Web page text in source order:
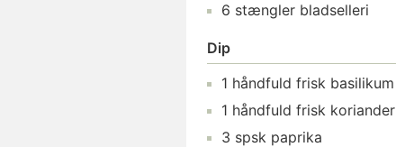
6 stængler bladselleri
Dip
1 håndfuld frisk basilikum
1 håndfuld frisk koriander
3 spsk paprika